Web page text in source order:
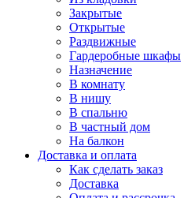
Закрытые
Открытые
Раздвижные
Гардеробные шкафы
Назначение
В комнату
В нишу
В спальню
В частный дом
На балкон
Доставка и оплата
Как сделать заказ
Доставка